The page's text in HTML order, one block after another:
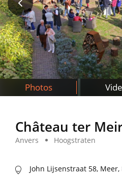
Photos
Château ter
Anvers Hoogstraten
John Lijsenstraat 58, Meer,